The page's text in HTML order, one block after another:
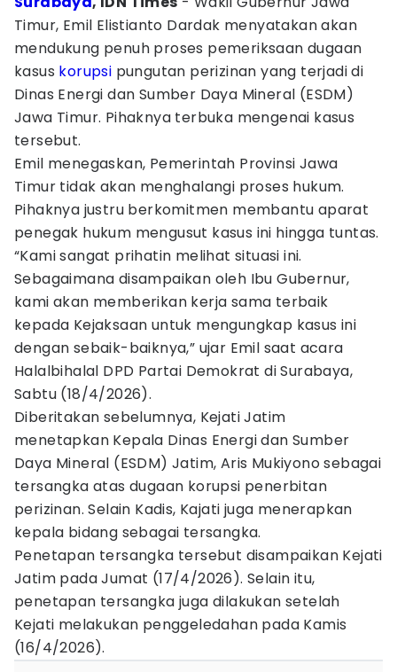
Timur, Emil Elistianto Dardak menyatakan akan
mendukung penuh proses pemeriksaan dugaan
kasus korupsi pungutan perizinan yang terjadi di
Dinas Energi dan Sumber Daya Mineral (ESDM)
Jawa Timur. Pihaknya terbuka mengenai kasus
tersebut.
Emil menegaskan, Pemerintah Provinsi Jawa
Timur tidak akan menghalangi proses hukum.
Pihaknya justru berkomitmen membantu aparat
penegak hukum mengusut kasus ini hingga tuntas.
“Kami sangat prihatin melihat situasi ini.
Sebagaimana disampaikan oleh Ibu Gubernur,
kami akan memberikan kerja sama terbaik
kepada Kejaksaan untuk mengungkap kasus ini
dengan sebaik-baiknya,” ujar Emil saat acara
Halalbihalal DPD Partai Demokrat di Surabaya,
Sabtu (18/4/2026).
Diberitakan sebelumnya, Kejati Jatim
menetapkan Kepala Dinas Energi dan Sumber
Daya Mineral (ESDM) Jatim, Aris Mukiyono sebagai
tersangka atas dugaan korupsi penerbitan
perizinan. Selain Kadis, Kajati juga menerapkan
kepala bidang sebagai tersangka.
Penetapan tersangka tersebut disampaikan Kejati
Jatim pada Jumat (17/4/2026). Selain itu,
penetapan tersangka juga dilakukan setelah
Kejati melakukan penggeledahan pada Kamis
(16/4/2026).